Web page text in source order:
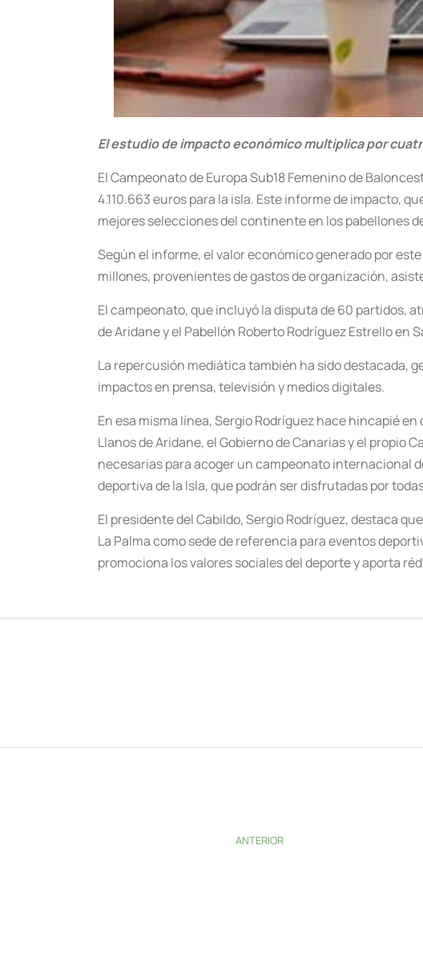
El estudio de impacto económico multiplica por
El Campeonato de Europa Sub18 Femenino de
4.110.663 euros para la isla. Este informe de impacto,
mejores selecciones del continente en los pabellones
Según el informe, el valor económico generado por
millones, provenientes de gastos de organización,
El campeonato, que incluyó la disputa de 60 partidos,
de Aridane y el Pabellón Roberto Rodríguez Estrello en
La repercusión mediática también ha sido destacada,
impactos en prensa, televisión y medios digitales.
En esa misma línea, Sergio Rodríguez hace hincapié
Llanos de Aridane, el Gobierno de Canarias y el propio
necesarias para acoger un campeonato internacional
deportiva de la Isla, que podrán ser disfrutadas por
El presidente del Cabildo, Sergio Rodríguez, destaca
La Palma como sede de referencia para eventos
promociona los valores sociales del deporte y aporta
ANTERIOR